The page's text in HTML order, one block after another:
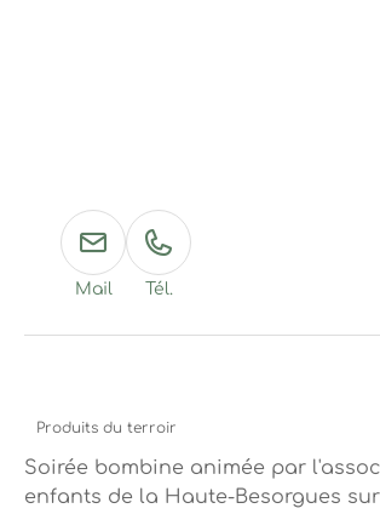
Produits du terroir
Soirée bombine animée par
enfants de la Haute-Besorgues
Mail Tél.